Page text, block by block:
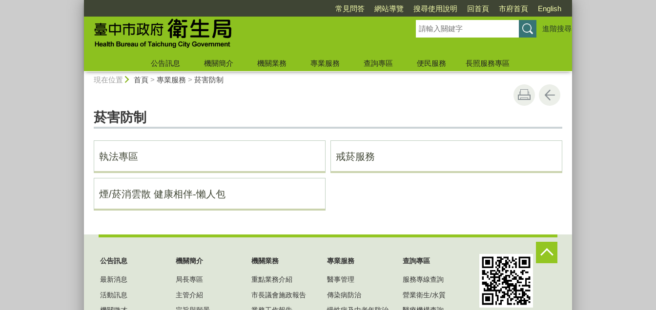
常見問答 網站導覽 搜尋使用說明 回首頁 市府首頁 English
進階搜尋
公告訊息 機關簡介 機關業務 專業服務 查詢專區 便民服務
長照服務專區
現在位置 首頁> 專業服務 > 菸害防制
菸害防制
執法專區 戒菸服務
煙/菸消雲散 健康相伴-懶人包
公告訊息
最新消息
活動訊息
機關簡介
局長專區
主管介紹
機關業務
重點業務介紹
市長議會施政報告
專業服務
醫事管理
傳染病防治
查詢專區
服務專線查詢
營業衛生/水質